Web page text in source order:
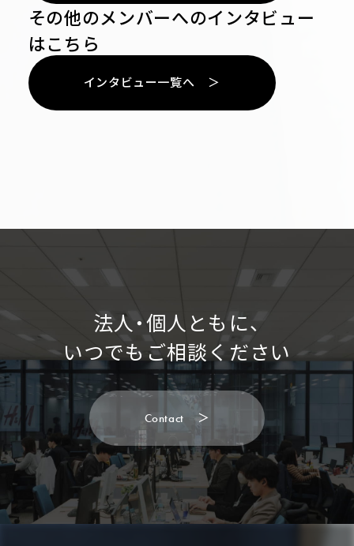
その他のメンバーへのインタビュー
はこちら
イ ンタ ビュ ー一覧へ
＞
法人・個人ともに、
いつでもご相談ください
Contact
C
＞